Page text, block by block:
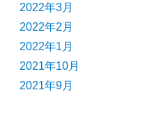
2022年3月
2022年2月
2022年1月
2021年10月
2021年9月